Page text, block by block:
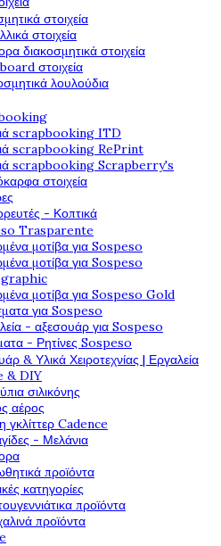
στοιχεία
στοιχεία
διακοσμητικά στοιχεία
στοιχεία
λουλούδια
scrapbooking ITD
scrapbooking RePrint
scrapbooking Scrapberry's
στοιχεία
- Κοπτικά
Trasparente
μοτίβα για Sospeso
μοτίβα για Sospeso
μοτίβα για Sospeso Gold
για Sospeso
- αξεσουάρ για Sospeso
- Ρητίνες Sospeso
& Υλικά Χειροτεχνίας | Εργαλεία
& DIY
σιλικόνης
αέρος
γκλίττερ Cadence
- Μελάνια
προϊόντα
κατηγορίες
προϊόντα
προϊόντα